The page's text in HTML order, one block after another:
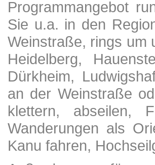
Programmangebot
Sie u.a. in den
Weinstraße, rings um
Heidelberg,
Dürkheim,
an der Weinstraße
klettern, abseilen,
Wanderungen als
Kanu fahren,